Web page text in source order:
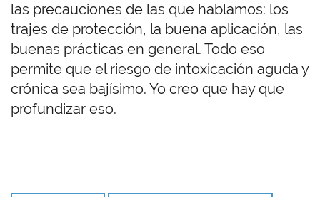
las precauciones de las que hablamos: los
trajes de protección, la buena aplicación, las
buenas prácticas en general. Todo eso
permite que el riesgo de intoxicación aguda y
crónica sea bajísimo. Yo creo que hay que
profundizar eso.